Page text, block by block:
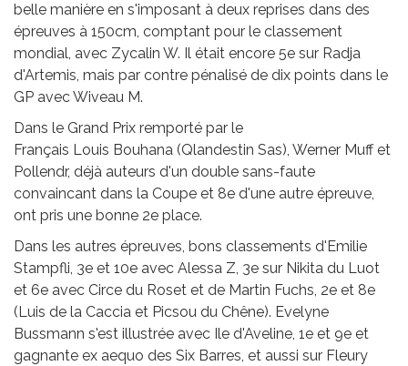
belle manière en s'imposant à deux reprises dans des
épreuves à 150cm, comptant pour le classement
mondial, avec Zycalin W. Il était encore 5e sur Radja
d'Artemis, mais par contre pénalisé de dix points dans le
GP avec Wiveau M.
Dans le Grand Prix remporté par le
Français Louis Bouhana (Qlandestin Sas), Werner Muff et
Pollendr, déjà auteurs d'un double sans-faute
convaincant dans la Coupe et 8e d'une autre épreuve,
ont pris une bonne 2e place.
Dans les autres épreuves, bons classements d'Emilie
Stampfli, 3e et 10e avec Alessa Z, 3e sur Nikita du Luot
et 6e avec Circe du Roset et de Martin Fuchs, 2e et 8e
(Luis de la Caccia et Picsou du Chêne). Evelyne
Bussmann s'est illustrée avec Ile d'Aveline, 1e et 9e et
gagnante ex aequo des Six Barres, et aussi sur Fleury